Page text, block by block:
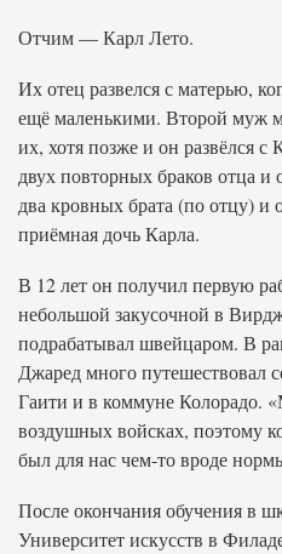
Отчим — Карл Лето.
Их отец развелся с матерью,
ещё маленькими. Второй муж
их, хотя позже и он развёлся
двух повторных браков отца и
два кровных брата (по отцу) и
приёмная дочь Карла.
В 12 лет он получил первую
небольшой закусочной в
подрабатывал швейцаром. В
Джаред много путешествовал
Гаити и в коммуне Колорадо.
воздушных войсках, поэтому
был для нас чем-то вроде
После окончания обучения в
Университет искусств в